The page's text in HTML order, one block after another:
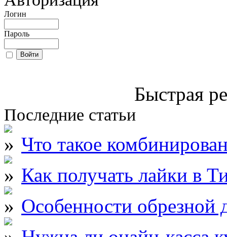
Логин
Пароль
Быстрая
Последние статьи
Что такое
Как получать лайки в
Особенности обрезной